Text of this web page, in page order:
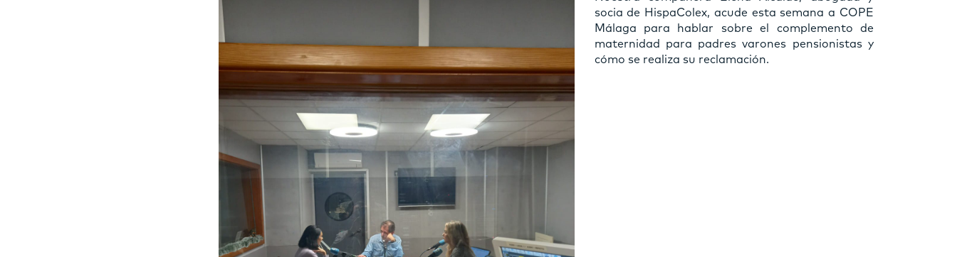
socia de HispaColex, acude esta semana a COPE
Málaga para hablar sobre el complemento de
maternidad para padres varones pensionistas y
cómo se realiza su reclamación.